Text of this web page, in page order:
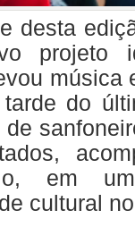
desta
projeto
música
do
em
cultural